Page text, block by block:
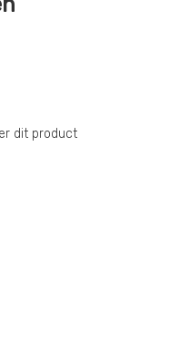
dit product